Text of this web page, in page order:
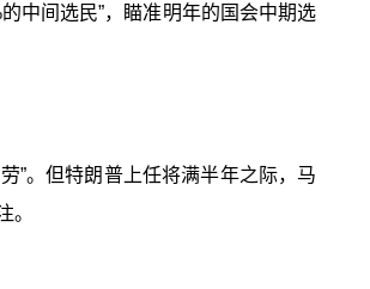
中间选民”，瞄准明年的国会中期选
”。但特朗普上任将满半年之际，马
。